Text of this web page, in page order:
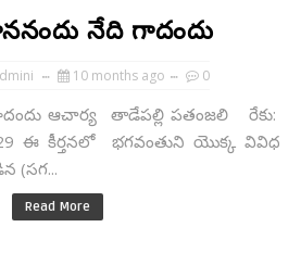
నేది గాదందు
10 months ago 0
ఆచార్య తాడేపల్లి పతంజలి రేకు:
ఈ కీర్తనలో భగవంతుని యొక్క వివిధ
(సగ...
Read More